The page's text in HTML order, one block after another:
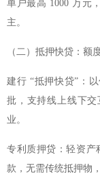
单户最高 1000 万元
主。
（二）抵押快贷：额
建行 “抵押快贷”：
批，支持线上线下
业。
专利质押贷：轻资产
款，无需传统抵押物